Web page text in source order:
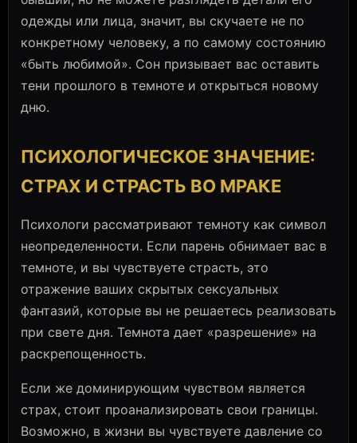
одежды или лица, значит, вы скучаете не по
конкретному человеку, а по самому состоянию
«быть любимой». Сон призывает вас оставить
тени прошлого в темноте и открыться новому
дню.
ПСИХОЛОГИЧЕСКОЕ ЗНАЧЕНИЕ:
СТРАХ И СТРАСТЬ ВО МРАКЕ
Психологи рассматривают темноту как символ
неопределенности. Если парень обнимает вас в
темноте, и вы чувствуете страсть, это
отражение ваших скрытых сексуальных
фантазий, которые вы не решаетесь реализовать
при свете дня. Темнота дает «разрешение» на
раскрепощенность.
Если же доминирующим чувством является
страх, стоит проанализировать свои границы.
Возможно, в жизни вы чувствуете давление со